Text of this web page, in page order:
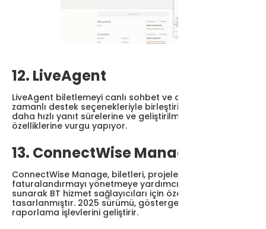
12. LiveAgent
LiveAgent biletlemeyi canlı sohbet ve diğer gerçek
zamanlı destek seçenekleriyle birleştirir. Yeni sürüm
daha hızlı yanıt sürelerine ve geliştirilmiş sohbet
özelliklerine vurgu yapıyor.
13. ConnectWise Manage
ConnectWise Manage, biletleri, projeleri ve
faturalandırmayı yönetmeye yardımcı olan araçlar
sunarak BT hizmet sağlayıcıları için özel olarak
tasarlanmıştır. 2025 sürümü, gösterge tablosunu ve
raporlama işlevlerini geliştirir.